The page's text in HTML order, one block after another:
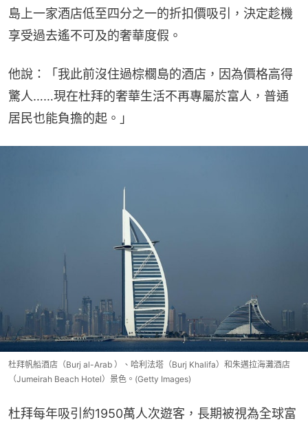
島上一家酒店低至四分之一的折扣價吸引，決定趁機
享受過去遙不可及的奢華度假。
他說：「我此前沒住過棕櫚島的酒店，因為價格高得
驚人……現在杜拜的奢華生活不再專屬於富人，普通
居民也能負擔的起。」
杜拜帆船酒店（Burj al-Arab ）、哈利法塔（Burj Khalifa）和朱邁拉海灘酒店
（Jumeirah Beach Hotel）景色。(Getty Images)
杜拜每年吸引約1950萬人次遊客，長期被視為全球富